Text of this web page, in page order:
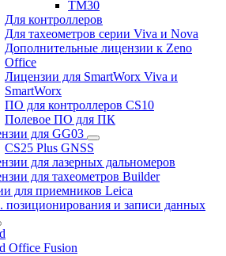
TM30
Для контроллеров
Для тахеометров серии Viva и Nova
Дополнительные лицензии к Zeno
Office
Лицензии для SmartWorx Viva и
SmartWorx
ПО для контроллеров CS10
Полевое ПО для ПК
для GG03
CS25 Plus GNSS
для лазерных дальномеров
для тахеометров Builder
для приемников Leica
позиционирования и записи данных
Office Fusion